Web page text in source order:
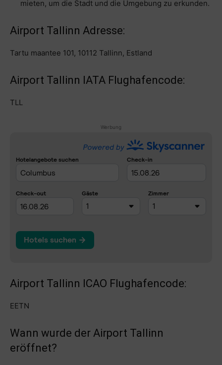
mieten, um die Stadt und die Umgebung zu erkunden.
Airport Tallinn Adresse:
Tartu maantee 101, 10112 Tallinn, Estland
Airport Tallinn IATA Flughafencode:
TLL
Werbung
Airport Tallinn ICAO Flughafencode:
EETN
Wann wurde der Airport Tallinn
eröffnet?